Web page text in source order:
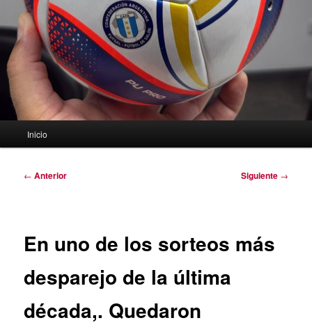
Inicio
Navegación
← Anterior Siguiente →
En uno de los sorteos más
desparejo de la última
década,. Quedaron